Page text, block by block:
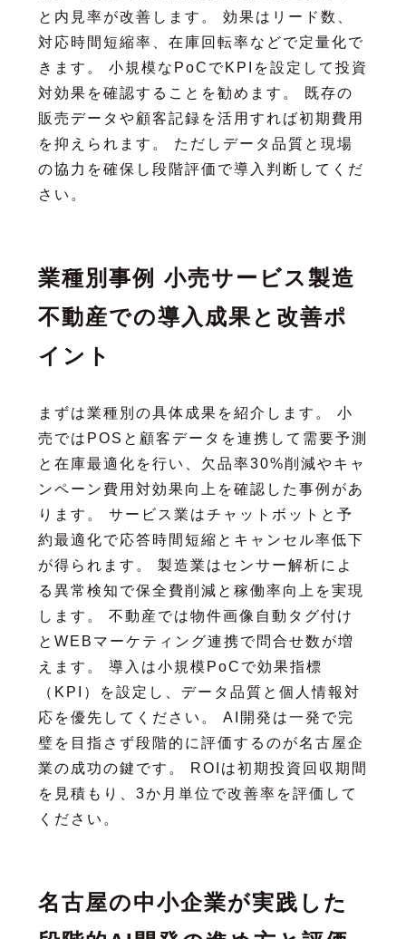
と内見率が改善します。 効果はリード数、
対応時間短縮率、在庫回転率などで定量化で
きます。 小規模なPoCでKPIを設定して投資
対効果を確認することを勧めます。 既存の
販売データや顧客記録を活用すれば初期費用
を抑えられます。 ただしデータ品質と現場
の協力を確保し段階評価で導入判断してくだ
さい。
業種別事例 小売サービス製造
不動産での導入成果と改善ポ
イント
まずは業種別の具体成果を紹介します。 小
売ではPOSと顧客データを連携して需要予測
と在庫最適化を行い、欠品率30%削減やキャ
ンペーン費用対効果向上を確認した事例があ
ります。 サービス業はチャットボットと予
約最適化で応答時間短縮とキャンセル率低下
が得られます。 製造業はセンサー解析によ
る異常検知で保全費削減と稼働率向上を実現
します。 不動産では物件画像自動タグ付け
とWEBマーケティング連携で問合せ数が増
えます。 導入は小規模PoCで効果指標
（KPI）を設定し、データ品質と個人情報対
応を優先してください。 AI開発は一発で完
璧を目指さず段階的に評価するのが名古屋企
業の成功の鍵です。 ROIは初期投資回収期間
を見積もり、3か月単位で改善率を評価して
ください。
名古屋の中小企業が実践した